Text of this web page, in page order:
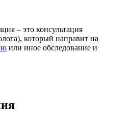
– это консультация
который направит на
или иное обследование и